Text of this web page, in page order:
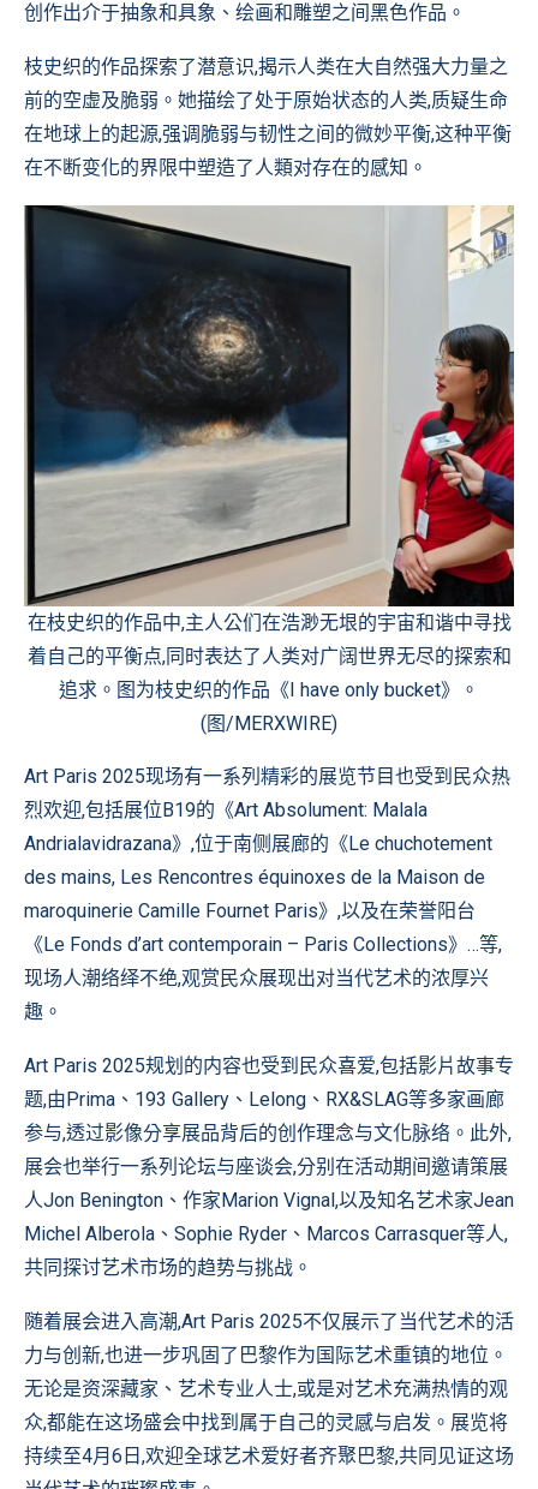
创作出介于抽象和具象、绘画和雕塑之间黑色作品。
枝史织的作品探索了潜意识,揭示人类在大自然强大力量之
前的空虚及脆弱。她描绘了处于原始状态的人类,质疑生命
在地球上的起源,强调脆弱与韧性之间的微妙平衡,这种平衡
在不断变化的界限中塑造了人類对存在的感知。
在枝史织的作品中,主人公们在浩渺无垠的宇宙和谐中寻找
着自己的平衡点,同时表达了人类对广阔世界无尽的探索和
追求。图为枝史织的作品《I have only bucket》。
(图/MERXWIRE)
Art Paris 2025现场有一系列精彩的展览节目也受到民众热
烈欢迎,包括展位B19的《Art Absolument: Malala
Andrialavidrazana》,位于南侧展廊的《Le chuchotement
des mains, Les Rencontres équinoxes de la Maison de
maroquinerie Camille Fournet Paris》,以及在荣誉阳台
《Le Fonds d’art contemporain – Paris Collections》…等,
现场人潮络绎不绝,观赏民众展现出对当代艺术的浓厚兴
趣。
Art Paris 2025规划的内容也受到民众喜爱,包括影片故事专
题,由Prima、193 Gallery、Lelong、RX&SLAG等多家画廊
参与,透过影像分享展品背后的创作理念与文化脉络。此外,
展会也举行一系列论坛与座谈会,分别在活动期间邀请策展
人Jon Benington、作家Marion Vignal,以及知名艺术家Jean
Michel Alberola、Sophie Ryder、Marcos Carrasquer等人,
共同探讨艺术市场的趋势与挑战。
随着展会进入高潮,Art Paris 2025不仅展示了当代艺术的活
力与创新,也进一步巩固了巴黎作为国际艺术重镇的地位。
无论是资深藏家、艺术专业人士,或是对艺术充满热情的观
众,都能在这场盛会中找到属于自己的灵感与启发。展览将
持续至4月6日,欢迎全球艺术爱好者齐聚巴黎,共同见证这场